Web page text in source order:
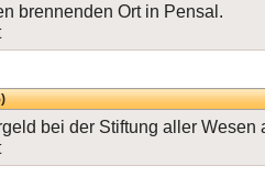
brennenden Ort in Pensal.
bei der Stiftung aller Wesen